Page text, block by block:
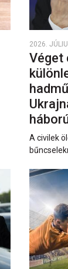
2026.
Véget
A civilek